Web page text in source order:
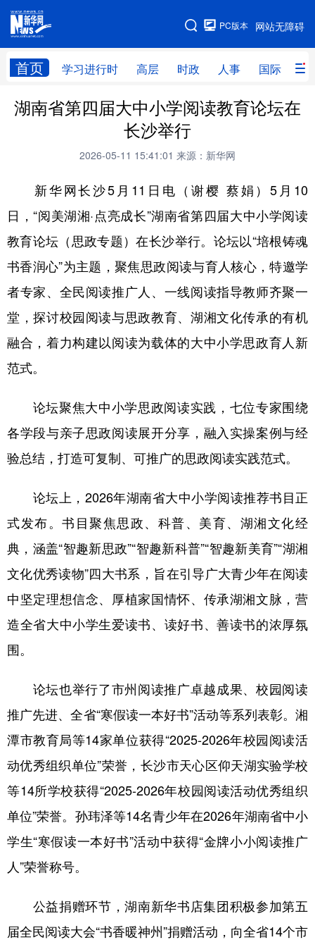
网站无障碍
PC版本
首页 学习进行时 高层 时政 人事 国际 财
网站地图
学习进行时 高层 时政 人事
财经 网评
全球连线
科技 科创 量子 体育
文化 书画 健康 军事
法律 中央文件 金融 汽车
食品 人居 信息化 数字经济
学术中国 乡村振兴 银龄 溯源中国
彩票 娱乐 时尚 悦读
公益 一带一路 亚太网 上市公司
文化产业
地方频道
北京 天津 河北 山西
辽宁 吉林 上海 江苏
浙江 安徽 福建 江西
山东 河南 湖北 湖南
四川 贵州 云南 西藏
陕西 甘肃 青海 宁夏
多语种频道
English Español Français عربى
Русский язык
Deutsch Português
湖南省第四届大中小学阅读教育论坛在
长沙举行
2026-05-11 15:41:01 来源：新华网
新华网长沙5月11日电（谢樱 蔡娟）5月10
日，“阅美湖湘·点亮成长”湖南省第四届大中小学阅读
教育论坛（思政专题）在长沙举行。论坛以“培根铸魂
书香润心”为主题，聚焦思政阅读与育人核心，特邀学
者专家、全民阅读推广人、一线阅读指导教师齐聚一
堂，探讨校园阅读与思政教育、湖湘文化传承的有机
融合，着力构建以阅读为载体的大中小学思政育人新
范式。
论坛聚焦大中小学思政阅读实践，七位专家围绕
各学段与亲子思政阅读展开分享，融入实操案例与经
验总结，打造可复制、可推广的思政阅读实践范式。
论坛上，2026年湖南省大中小学阅读推荐书目正
式发布。书目聚焦思政、科普、美育、湖湘文化经
典，涵盖“智趣新思政”“智趣新科普”“智趣新美育”“湖湘
文化优秀读物”四大书系，旨在引导广大青少年在阅读
中坚定理想信念、厚植家国情怀、传承湖湘文脉，营
造全省大中小学生爱读书、读好书、善读书的浓厚氛
围。
论坛也举行了市州阅读推广卓越成果、校园阅读
推广先进、全省“寒假读一本好书”活动等系列表彰。湘
潭市教育局等14家单位获得“2025-2026年校园阅读活
动优秀组织单位”荣誉，长沙市天心区仰天湖实验学校
等14所学校获得“2025-2026年校园阅读活动优秀组织
单位”荣誉。孙玮泽等14名青少年在2026年湖南省中小
学生“寒假读一本好书”活动中获得“金牌小小阅读推广
人”荣誉称号。
公益捐赠环节，湖南新华书店集团积极参加第五
届全民阅读大会“书香暖神州”捐赠活动，向全省14个市